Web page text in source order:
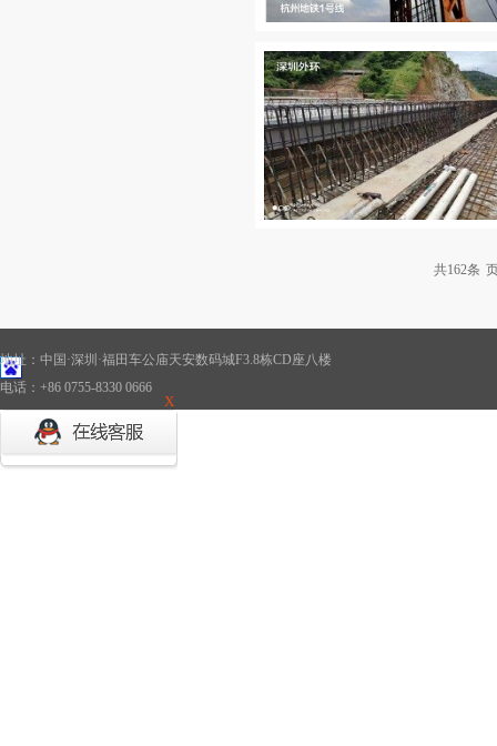
共162条
地址：中国·深圳·福田车公庙天安数码城F3.8栋CD座八楼
电话：+86 0755-8330 0666
X